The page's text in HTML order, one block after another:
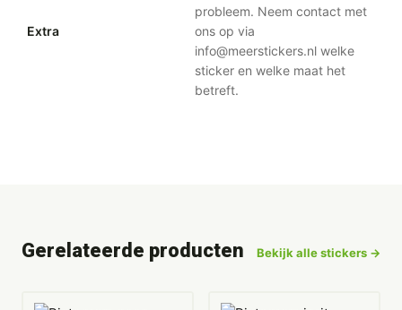
Extra
probleem. Neem contact met
ons op via
info@meerstickers.nl welke
sticker en welke maat het
betreft.
Gerelateerde producten Bekijk alle stickers →